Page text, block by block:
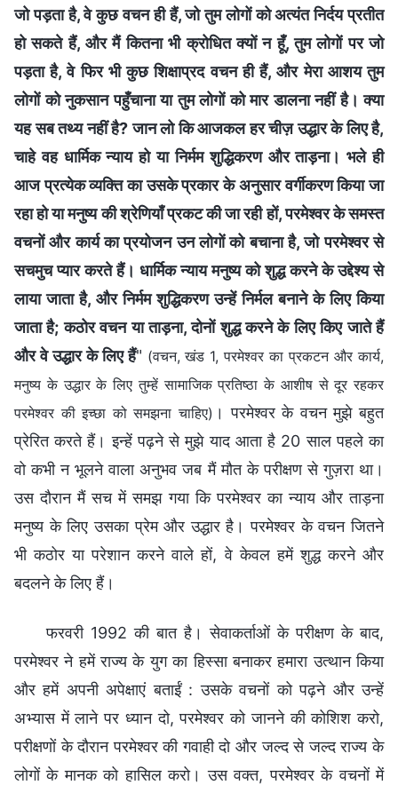
जो पड़ता है, वे कुछ वचन ही हैं, जो तुम लोगों को अत्यंत निर्दय प्रतीत
हो सकते हैं, और मैं कितना भी क्रोधित क्यों न हूँ, तुम लोगों पर जो
पड़ता है, वे फिर भी कुछ शिक्षाप्रद वचन ही हैं, और मेरा आशय तुम
लोगों को नुकसान पहुँचाना या तुम लोगों को मार डालना नहीं है। क्या
यह सब तथ्य नहीं है? जान लो कि आजकल हर चीज़ उद्धार के लिए है,
चाहे वह धार्मिक न्याय हो या निर्मम शुद्धिकरण और ताड़ना। भले ही
आज प्रत्येक व्यक्ति का उसके प्रकार के अनुसार वर्गीकरण किया जा
रहा हो या मनुष्य की श्रेणियाँ प्रकट की जा रही हों, परमेश्वर के समस्त
वचनों और कार्य का प्रयोजन उन लोगों को बचाना है, जो परमेश्वर से
सचमुच प्यार करते हैं। धार्मिक न्याय मनुष्य को शुद्ध करने के उद्देश्य से
लाया जाता है, और निर्मम शुद्धिकरण उन्हें निर्मल बनाने के लिए किया
जाता है; कठोर वचन या ताड़ना, दोनों शुद्ध करने के लिए किए जाते हैं
और वे उद्धार के लिए हैं" (वचन, खंड 1, परमेश्वर का प्रकटन और कार्य,
मनुष्य के उद्धार के लिए तुम्हें सामाजिक प्रतिष्ठा के आशीष से दूर रहकर
परमेश्वर की इच्छा को समझना चाहिए) । परमेश्वर के वचन मुझे बहुत
प्रेरित करते हैं। इन्हें पढ़ने से मुझे याद आता है 20 साल पहले का
वो कभी न भूलने वाला अनुभव जब मैं मौत के परीक्षण से गुज़रा था।
उस दौरान मैं सच में समझ गया कि परमेश्वर का न्याय और ताड़ना
मनुष्य के लिए उसका प्रेम और उद्धार है। परमेश्वर के वचन जितने
भी कठोर या परेशान करने वाले हों, वे केवल हमें शुद्ध करने और
बदलने के लिए हैं।
फरवरी 1992 की बात है। सेवाकर्ताओं के परीक्षण के बाद,
परमेश्वर ने हमें राज्य के युग का हिस्सा बनाकर हमारा उत्थान किया
और हमें अपनी अपेक्षाएं बताईं : उसके वचनों को पढ़ने और उन्हें
अभ्यास में लाने पर ध्यान दो, परमेश्वर को जानने की कोशिश करो,
परीक्षणों के दौरान परमेश्वर की गवाही दो और जल्द से जल्द राज्य के
लोगों के मानक को हासिल करो। उस वक्त, परमेश्वर के वचनों में